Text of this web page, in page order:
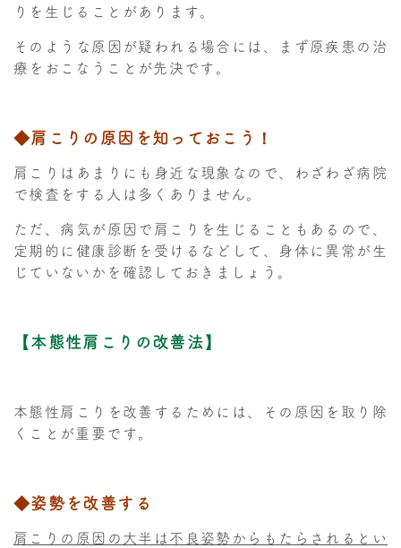
りを生じることがあります。
そのような原因が疑われる場合には、まず原疾患の治
療をおこなうことが先決です。
◆肩こりの原因を知っておこう！
肩こりはあまりにも身近な現象なので、わざわざ病院
で検査をする人は多くありません。
ただ、病気が原因で肩こりを生じることもあるので、
定期的に健康診断を受けるなどして、身体に異常が生
じていないかを確認しておきましょう。
【本態性肩こりの改善法】
本態性肩こりを改善するためには、その原因を取り除
くことが重要です。
◆姿勢を改善する
肩こりの原因の大半は不良姿勢からもたらされるとい